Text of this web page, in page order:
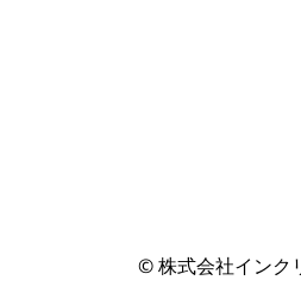
© 株式会社インク